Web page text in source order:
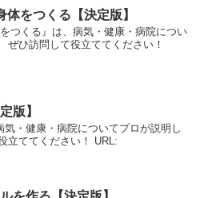
をつくる【決定版】
つくる』は、病気・健康・病院につい
ぜひ訪問して役立ててください！
版】
気・健康・病院についてプロが説明し
立ててください！ URL: